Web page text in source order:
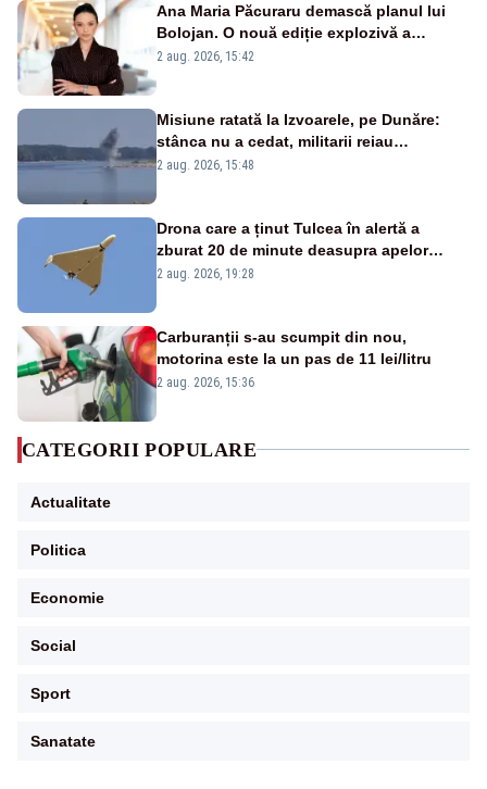
Ana Maria Păcuraru demască planul lui
Bolojan. O nouă ediție explozivă a
emisiunii „Miza Zilei” la Realitatea PLUS
2 aug. 2026, 15:42
Misiune ratată la Izvoarele, pe Dunăre:
stânca nu a cedat, militarii reiau
detonările luni – VIDEO
2 aug. 2026, 15:48
Drona care a ținut Tulcea în alertă a
zburat 20 de minute deasupra apelor
României. Au fost ridicate două F-16
2 aug. 2026, 19:28
Carburanții s-au scumpit din nou,
motorina este la un pas de 11 lei/litru
2 aug. 2026, 15:36
CATEGORII POPULARE
Actualitate
Politica
Economie
Social
Sport
Sanatate